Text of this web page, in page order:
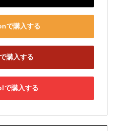
で購入する
購入する
で購入する